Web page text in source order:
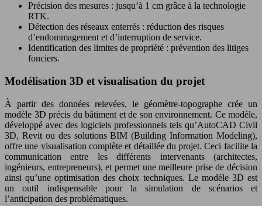
Précision des mesures : jusqu’à 1 cm grâce à la technologie
RTK.
Détection des réseaux enterrés : réduction des risques
d’endommagement et d’interruption de service.
Identification des limites de propriété : prévention des litiges
fonciers.
Modélisation 3D et visualisation du projet
À partir des données relevées, le géomètre-topographe crée un
modèle 3D précis du bâtiment et de son environnement. Ce modèle,
développé avec des logiciels professionnels tels qu’AutoCAD Civil
3D, Revit ou des solutions BIM (Building Information Modeling),
offre une visualisation complète et détaillée du projet. Ceci facilite la
communication entre les différents intervenants (architectes,
ingénieurs, entrepreneurs), et permet une meilleure prise de décision
ainsi qu’une optimisation des choix techniques. Le modèle 3D est
un outil indispensable pour la simulation de scénarios et
l’anticipation des problématiques.